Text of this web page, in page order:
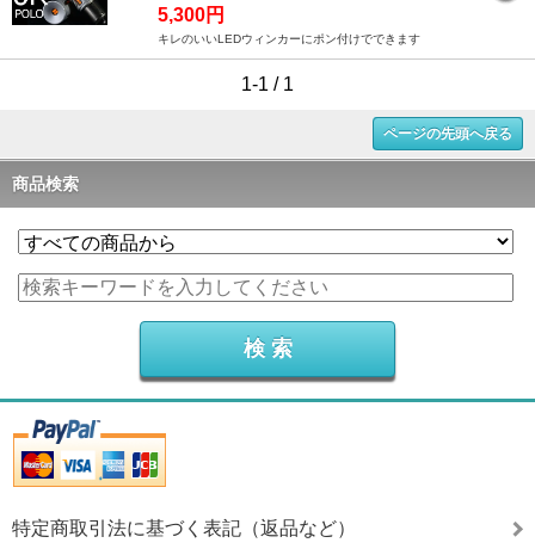
5,300円
キレのいいLEDウィンカーにポン付けでできます
1-1 / 1
ページの先頭へ戻る
商品検索
特定商取引法に基づく表記（返品など）